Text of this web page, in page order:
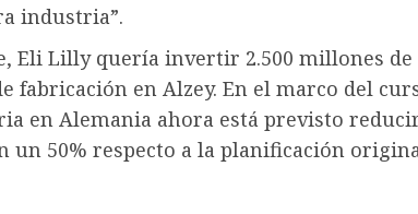
industria”.
Eli Lilly quería invertir 2.500 millones de
fabricación en Alzey. En el marco del
en Alemania ahora está previsto
un 50% respecto a la planificación